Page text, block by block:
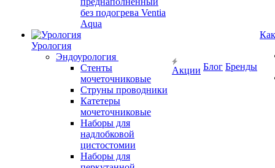
без подогрева Ventia
Aqua
Урология
Эндоурология
Стенты
мочеточниковые
Струны проводники
Катетеры
мочеточниковые
Наборы для
надлобковой
цистостомии
Наборы для
Акции Блог Бренды